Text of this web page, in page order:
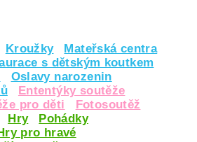
Kroužky
Mateřská centra
s dětským koutkem
Oslavy narozenin
Ententýky soutěže
pro děti
Fotosoutěž
Hry
Pohádky
pro hravé